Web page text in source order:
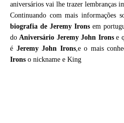
aniversários vai lhe trazer lembranças
Continuando com mais informações
biografia de Jeremy Irons em
doAniversário Jeremy John Ironse
é Jeremy John Irons,e o mais
Irons o nickname e King